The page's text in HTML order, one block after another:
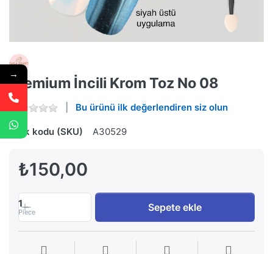
Premium İncili Krom Toz No 08
Bu ürünü ilk değerlendiren siz olun
Stok kodu (SKU) A30529
₺150,00
1
Piece Sepete ekle
→